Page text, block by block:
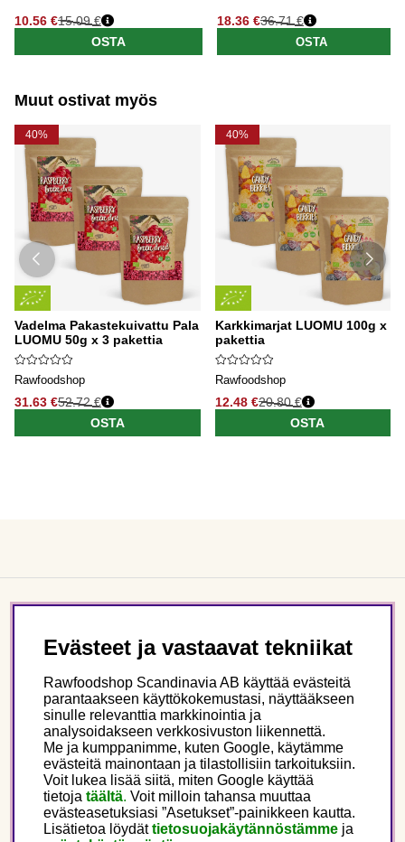
10.56 €
Normaali hinta
15.09 €
OSTA
18.36 €
Normaali hinta
36.71 €
OSTA
Muut ostivat myös
40%
Vadelma Pakastekuivattu Pala
LUOMU 50g x 3 pakettia
Rawfoodshop
31.63 €52.72 €
OSTA
40%
Karkkimarjat LUOMU 100g x 3
pakettia
Rawfoodshop
12.48 €20.80 €
OSTA
Seuraa meitä
Tämä on Rawfoodshop
Finland
Evästeet ja vastaavat tekniikat
Rawfoodshop Scandinavia AB käyttää evästeitä
parantaakseen käyttökokemustasi, näyttääkseen
sinulle relevanttia markkinointia ja
analysoidakseen verkkosivuston liikennettä.
Me ja kumppanimme, kuten Google, käytämme
evästeitä mainontaan ja tilastollisiin tarkoituksiin.
Voit lukea lisää siitä, miten Google käyttää
tietoja täältä. Voit milloin tahansa muuttaa
evästeasetuksiasi ”Asetukset”-painikkeen kautta.
Lisätietoa löydättietosuojakäytännöstämme ja